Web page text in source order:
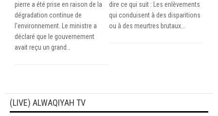
pierre a été prise en raison de la
dégradation continue de
l'environnement. Le ministre a
déclaré que le gouvernement
avait reçu un grand…
dire ce qui suit : Les enlèvements
qui conduisent à des disparitions
ou à des meurtres brutaux…
(LIVE) ALWAQIYAH TV